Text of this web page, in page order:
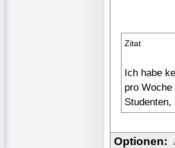
Zitat
Ich habe
pro
Optionen: